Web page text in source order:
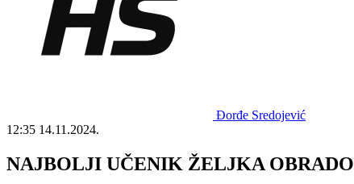
Đorđe Sredojević
12:35 14.11.2024.
NAJBOLJI UČENIK ŽELJKA